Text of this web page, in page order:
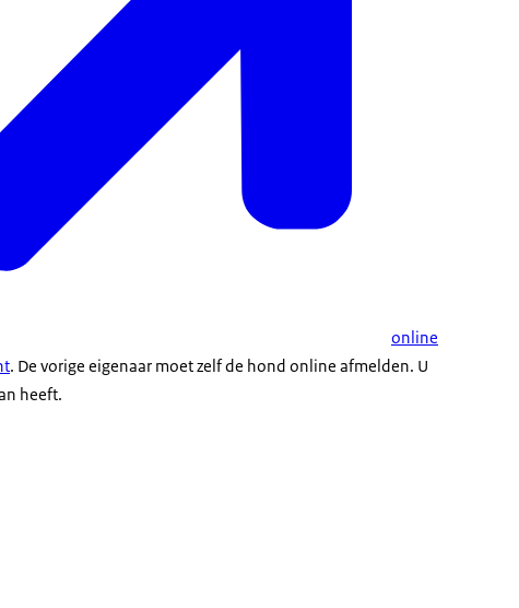
online
. De vorige eigenaar moet zelf de hond online afmelden. U
heeft.